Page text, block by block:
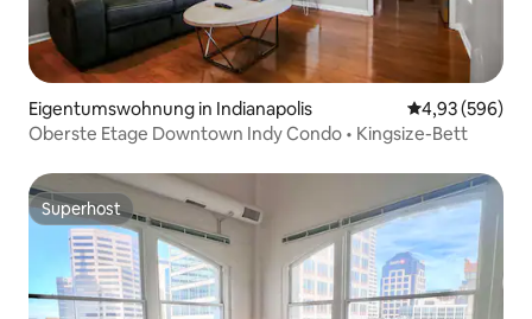
Eigentumswohnung in Indianapolis
4,93 (596)
Oberste Etage Downtown Indy Condo • Kingsize-Bett
Superhost
Superhost